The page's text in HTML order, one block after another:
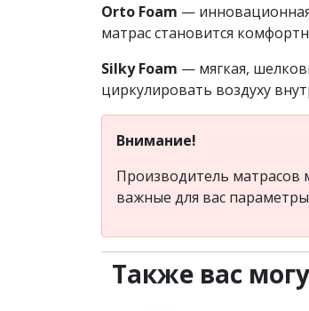
Orto Foam —
матрас становится
Silky Foam — мягкая,
циркулировать воздуху
Внимание!
Производитель матрасов
важные для вас
Также вас